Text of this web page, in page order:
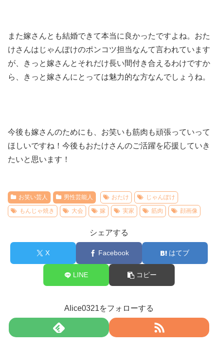
また嫁さんとも結婚できて本当に良かったですよね。おた
けさんはじゃんぽけのポンコツ担当なんて言われています
が、きっと嫁さんとそれだけ長い間付き合えるわけですか
ら、きっと嫁さんにとっては魅力的な方なんでしょうね。
今後も嫁さんのためにも、お笑いも筋肉も頑張っていって
ほしいですね！今後もおたけさんのご活躍を応援していき
たいと思います！
お笑い芸人 男性芸能人 おたけ
じゃんぽけ
もんじゃ焼き
大会 嫁 実家 筋肉 顔画像
シェアする
X Facebook はてブ
LINE コピー
Alice0321をフォローする